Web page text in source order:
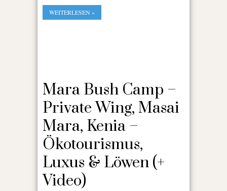
WEITERLESEN »
Mara Bush Camp –
Private Wing, Masai
Mara, Kenia –
Ökotourismus,
Luxus & Löwen (+
Video)